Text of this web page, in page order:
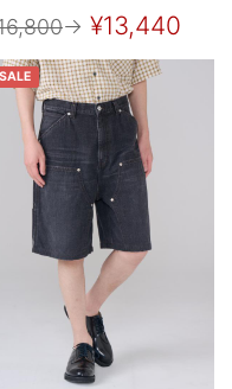
→ ¥13,440
SALE